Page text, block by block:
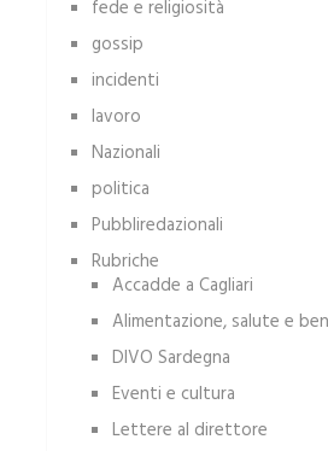
fede e religiosità
gossip
incidenti
lavoro
Nazionali
politica
Pubbliredazionali
Rubriche
Accadde a Cagliari
Alimentazione, salute e
DIVO Sardegna
Eventi e cultura
Lettere al direttore